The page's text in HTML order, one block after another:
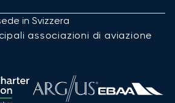
in Svizzera
associazioni di aviazione